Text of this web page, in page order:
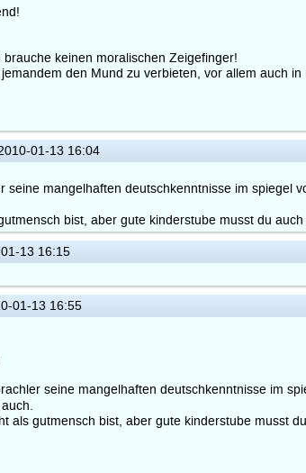
keinen moralischen Zeigefinger!
den Mund zu verbieten, vor allem auch
01-13 16:04
seine mangelhaften deutschkenntnisse im spiegel
bist, aber gute kinderstube musst du
13 16:15
01-13 16:55
seine mangelhaften deutschkenntnisse im
als gutmensch bist, aber gute kinderstube musst